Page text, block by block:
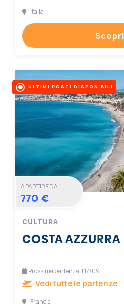
Italia
Scopri
ULTIMI POSTI DISPONIBILI
A PARTIRE DA
770 €
CULTURA
COSTA AZZURRA
Prossima partenza il 17/09
Vedi tutte le partenze
Francia